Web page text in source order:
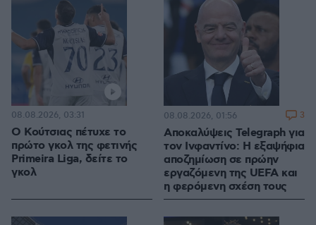
Ο Κούτσιας πέτυχε το
πρώτο γκολ της φετινής
Primeira Liga, δείτε το
γκολ
08.08.2026, 03:31
Αποκαλύψεις Telegraph για
τον Ινφαντίνο: Η εξαψήφια
αποζημίωση σε πρώην
εργαζόμενη της UEFA και
η φερόμενη σχέση τους
08.08.2026, 01:56 3